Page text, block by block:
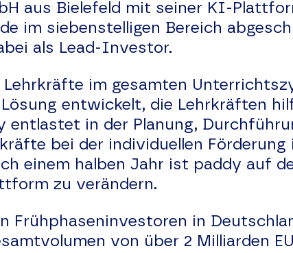
aus Bielefeld mit seiner KI-
im siebenstelligen Bereich
als Lead-Investor.
im gesamten
entwickelt, die Lehrkräften
entlastet in der Planung,
bei der individuellen Förderung
einem halben Jahr ist paddy auf
zu verändern.
Frühphaseninvestoren in
von über 2 Milliarden